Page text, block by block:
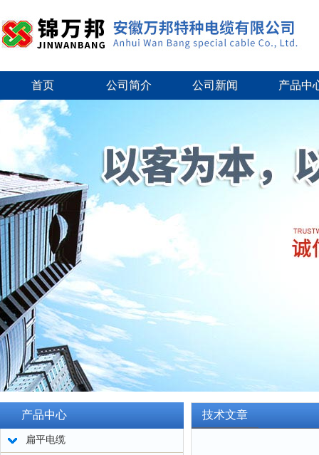
首页 公司简介 公司新闻 产品中
产品中心
扁平电缆
技术文章